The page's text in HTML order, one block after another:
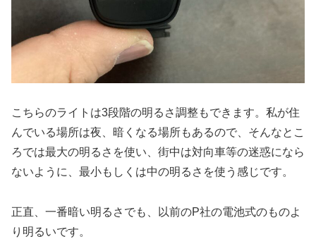
こちらのライトは3段階の明るさ調整もできます。私が住
んでいる場所は夜、暗くなる場所もあるので、そんなとこ
ろでは最大の明るさを使い、街中は対向車等の迷惑になら
ないように、最小もしくは中の明るさを使う感じです。
正直、一番暗い明るさでも、以前のP社の電池式のものよ
り明るいです。